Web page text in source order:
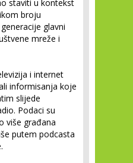
staviti u kontekst
broju
glavni
mreže i
i internet
informisanja koje
slijede
Podaci su
više građana
putem podcasta